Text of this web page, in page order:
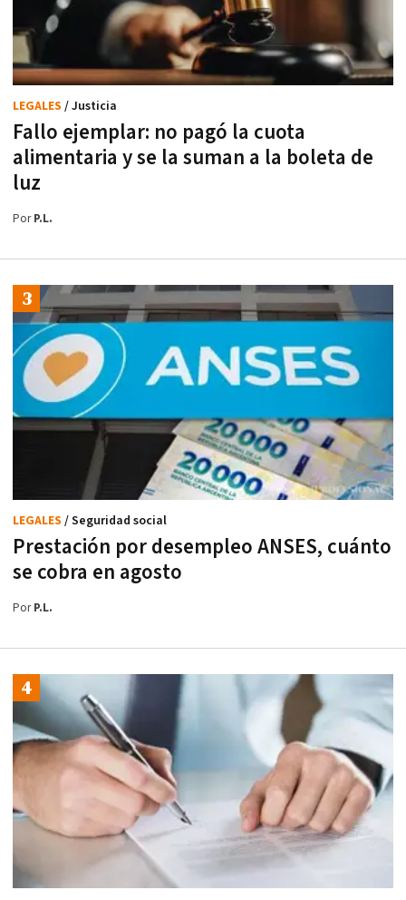
Fallo ejemplar: no pagó la cuota
alimentaria y se la suman a la boleta de
luz
LEGALES / Justicia
PorP.L.
Prestación por desempleo ANSES, cuánto
se cobra en agosto
LEGALES / Seguridad social
PorP.L.